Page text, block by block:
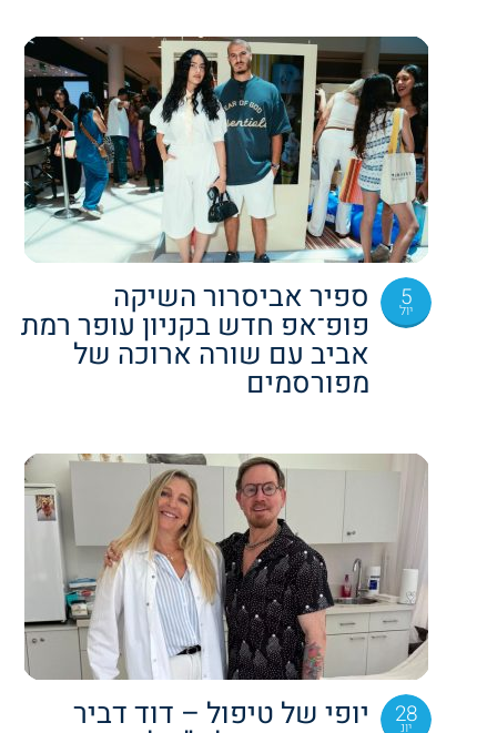
5
יול ספיר אביסרור השיקה
פופ־אפ חדש בקניון עופר רמת
אביב עם שורה ארוכה של
מפורסמים
28
יונ יופי של טיפול – דוד דביר